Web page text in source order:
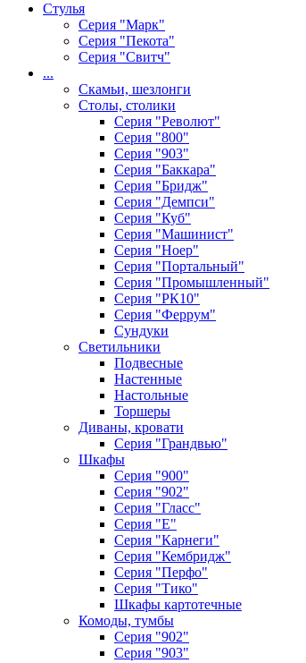
Стулья
Серия "Марк"
Серия "Пекота"
Серия "Свитч"
...
Скамьи, шезлонги
Столы, столики
Серия "Револют"
Серия "800"
Серия "903"
Серия "Баккара"
Серия "Бридж"
Серия "Демпси"
Серия "Куб"
Серия "Машинист"
Серия "Ноер"
Серия "Портальный"
Серия "Промышленный"
Серия "РК10"
Серия "Феррум"
Сундуки
Светильники
Подвесные
Настенные
Настольные
Торшеры
Диваны, кровати
Серия "Грандвью"
Шкафы
Серия "900"
Серия "902"
Серия "Гласс"
Серия "Е"
Серия "Карнеги"
Серия "Кембридж"
Серия "Перфо"
Серия "Тико"
Шкафы картотечные
Комоды, тумбы
Серия "902"
Серия "903"